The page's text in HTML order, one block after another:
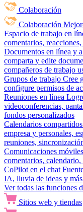
Colaboración
Colaboración
Espacio de trabajo en
comentarios,
Documentos en línea y
comparta y edite
compañeros de trabajo
Grupos de trabajo Cree
configure permisos de
Reuniones en línea
videoconferencias,
fondos personalizados
Calendarios compartidos
empresa y personales,
reuniones,
Comunicaciones móviles
comentarios,
CoPilot en el chat
IA, lluvia de ideas y más
Ver todas las funciones
Sitios web y tiendas